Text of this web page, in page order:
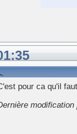
pour ca qu'il
modification